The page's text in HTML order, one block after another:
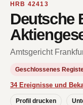
HRB 42413
Deutsche
Amtsgericht
Geschlossenes
34 Ereignisse und
Profil drucken